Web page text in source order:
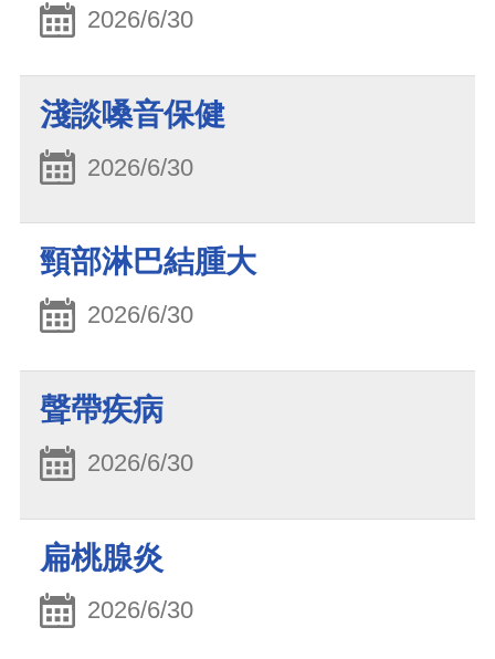
2026/6/30
淺談嗓音保健
2026/6/30
頸部淋巴結腫大
2026/6/30
聲帶疾病
2026/6/30
扁桃腺炎
2026/6/30